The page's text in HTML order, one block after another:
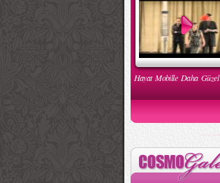
Hayat Mobille Daha Güzel